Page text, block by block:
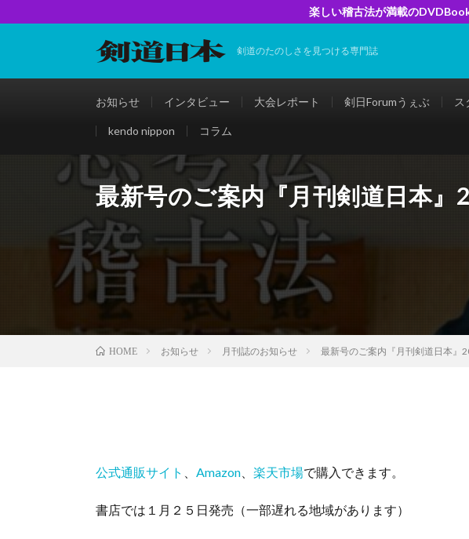
楽しい稽古法が満載の
剣道のたのしさを見つける専門誌
お知らせ インタビュー 大会レポート 剣日Forumうぇぶ ス
kendo nippon コラム
最新号のご案内『月刊剣道日本』
HOME お知らせ 月刊誌のお知らせ 最新号のご案内『月刊剣道日本』
公式通販サイト Amazon 楽天市場で購入できます。
書店では１月２５日発売（一部遅れる地域があります）